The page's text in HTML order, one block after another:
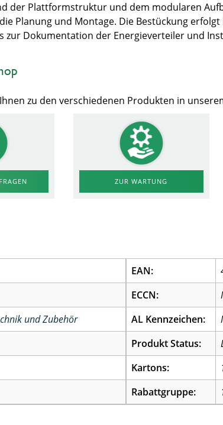
der Plattformstruktur und dem modularen
Planung und Montage. Die Bestückung
Dokumentation der Energieverteiler und
zu den verschiedenen Produkten in
ZUR WARTUNG
und Zubehör
EAN:
ECCN:
AL Kennzeichen:
Produkt Status:
Kartons:
Rabattgruppe: